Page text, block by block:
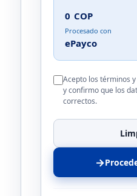
0 COP
Procesado con
ePayco
Acepto los términos
y confirmo que los
correctos.
→